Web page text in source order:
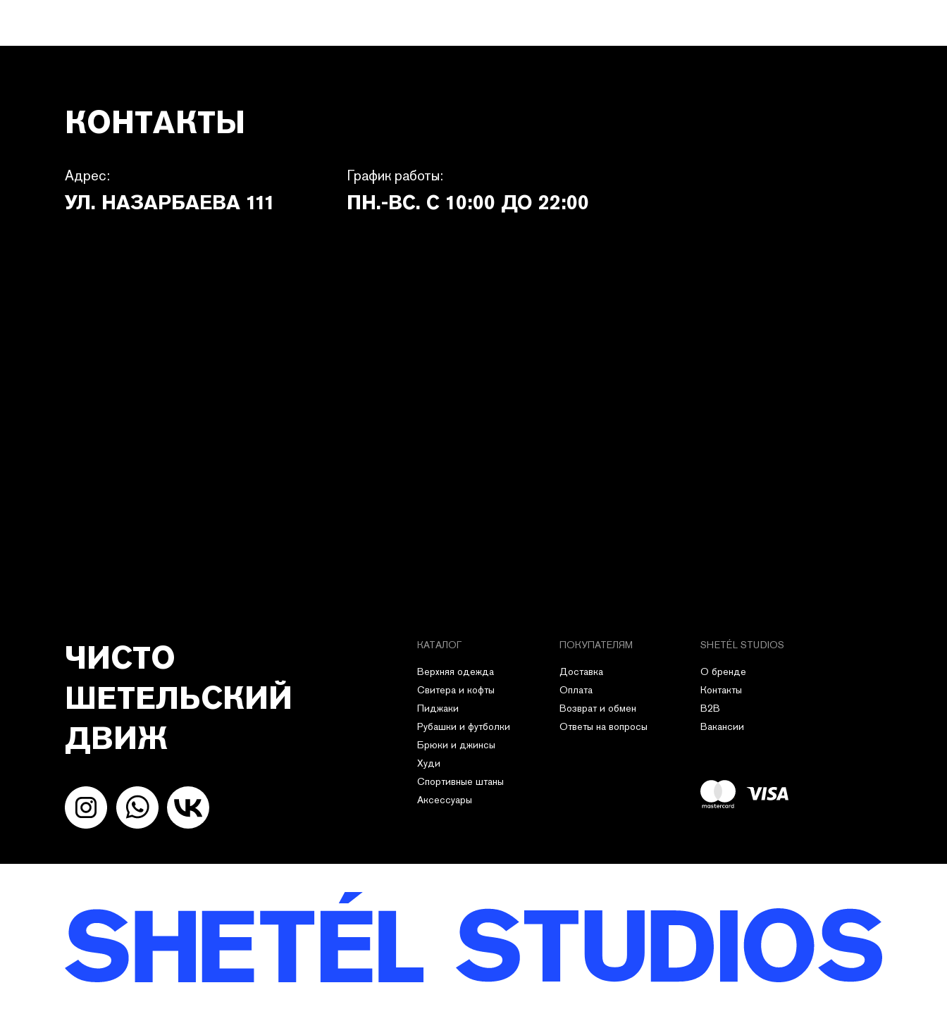
КОНТАКТЫ
Адрес: График работы:
УЛ. НАЗАРБАЕВА 111 ПН.-ВС. С 10:00 ДО 22:00
КАТАЛОГ ПОКУПАТЕЛЯМ SHETÉL STUDIOS
Доставка
О бренде
Оплата
Контакты
Возврат и обмен
B2B
Вакансии
Ответы на вопросы
Верхняя одежда
Свитера и кофты
Пиджаки
Рубашки и футболки
Худи
Брюки и джинсы
Спортивные штаны
Аксессуары
ЧИСТО
ШЕТЕЛЬСКИЙ
ДВИЖ